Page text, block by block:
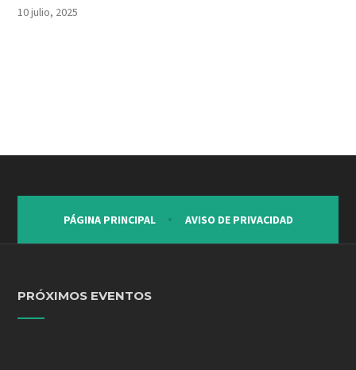
10 julio, 2025
PÁGINA PRINCIPAL AVISO DE PRIVACIDAD
PRÓXIMOS EVENTOS